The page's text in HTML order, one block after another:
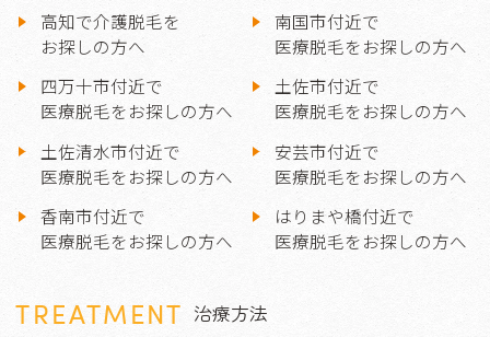
高知で介護脱毛を
お探しの方へ
南国市付近で
医療脱毛をお探しの方へ
四万十市付近で
医療脱毛をお探しの方へ
土佐市付近で
医療脱毛をお探しの方へ
土佐清水市付近で
医療脱毛をお探しの方へ
安芸市付近で
医療脱毛をお探しの方へ
香南市付近で
医療脱毛をお探しの方へ
はりまや橋付近で
医療脱毛をお探しの方へ
TREATMENT 治療方法